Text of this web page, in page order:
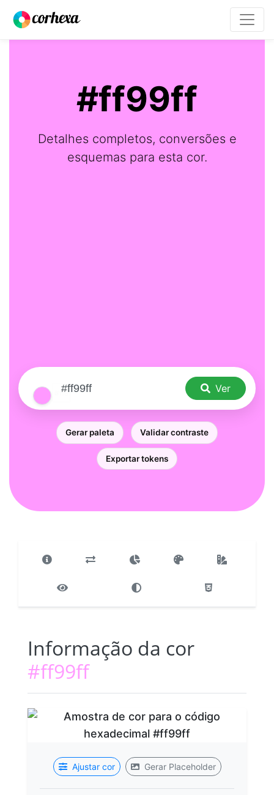
#ff99ff
Detalhes completos, conversões e
esquemas para esta cor.
Ver
Gerar paleta Validar contraste
Exportar tokens
Informação da cor
#ff99ff
Ajustar cor Gerar Placeholder